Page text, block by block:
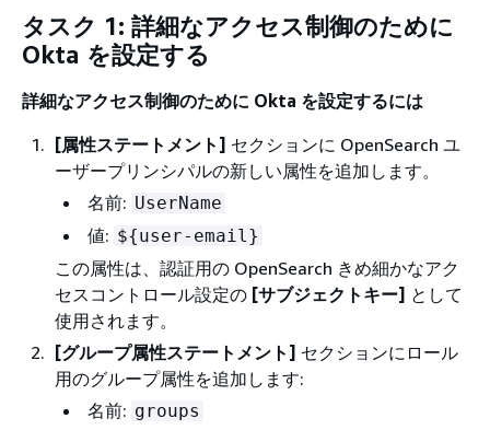
タスク 1: 詳細なアクセス制御のために
Okta を設定する
詳細なアクセス制御のために Okta を設定するには
[属性ステートメント] セクションに OpenSearch ユ
ーザープリンシパルの新しい属性を追加します。
名前: UserName
値: ${user-email}
この属性は、認証用の OpenSearch きめ細かなアク
セスコントロール設定の [サブジェクトキー] として
使用されます。
[グループ属性ステートメント] セクションにロール
用のグループ属性を追加します:
名前: groups